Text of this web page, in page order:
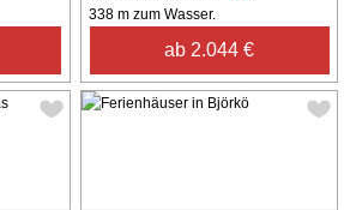
338 m zum Wasser.
ab 2.044 €